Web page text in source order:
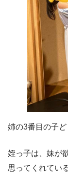
姉の3番目の子ど
姪っ子は、妹が
思ってくれてい